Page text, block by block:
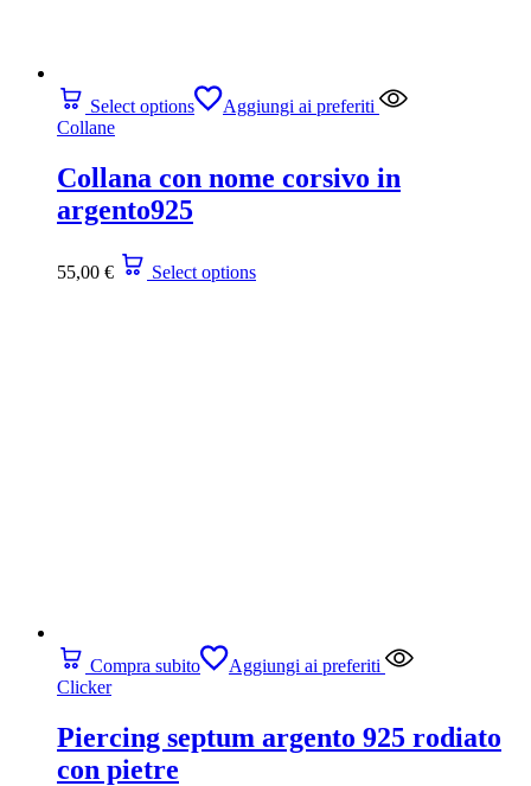
Select options
Aggiungi ai preferiti
Collane
Collana con nome corsivo in
argento925
55,00 € Select options
Compra subito
Aggiungi ai preferiti
Clicker
Piercing septum argento 925 rodiato
con pietre